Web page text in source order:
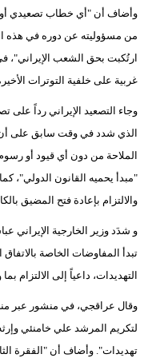
وأضاف أن "أي خطاب تصعيدي أو
من مسؤوليته عن دوره في هذه
ارتُكبت بحق الشعب الإيراني"،
غربية على خلفية التوترات
وجاء التصعيد الإيراني رداً على
الذي شدد في وقت سابق على
الملاحة من دون أي قيود أو
"مبدأ يحميه القانون الدولي"،
والالتزام بإعادة فتح المضيق
و شدَد وزير الخارجية الإيراني
تبدأ المفاوضات الخاصة
التهديدات، داعياً إلى الالتزام
وقال عراقجي، في منشور عبر
لتكريم المرشد علي خامنئي
تهديدات". وأضاف أن "الفقرة